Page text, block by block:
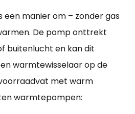
een manier om – zonder gas
De pomp onttrekt
buitenlucht en kan dit
warmtewisselaar op de
met warm
warmtepompen: